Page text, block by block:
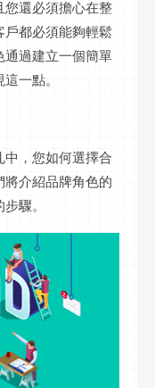
您還必須擔心在整
戶都必須能夠輕鬆
通過建立一個簡單
一點。
中，您如何選擇合
將介紹品牌角色的
驟。